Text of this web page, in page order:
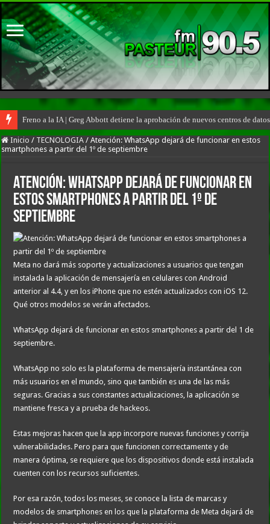
Freno a la IA | Greg Abbott detiene la aprobación de nuevos centros de
Inicio / TECNOLOGIA / Atención: WhatsApp dejará de funcionar en estos
smartphones a partir del 1º de septiembre
Atención: WhatsApp dejará de funcionar en
estos smartphones a partir del 1º de
septiembre
Meta no dará más soporte y actualizaciones a usuarios que tengan
instalada la aplicación de mensajería en celulares con Android
anterior al 4.4, y en los iPhone que no estén actualizados con iOS 12.
Qué otros modelos se verán afectados.
WhatsApp dejará de funcionar en estos smartphones a partir del 1 de
septiembre.
WhatsApp no solo es la plataforma de mensajería instantánea con
más usuarios en el mundo, sino que también es una de las más
seguras. Gracias a sus constantes actualizaciones, la aplicación se
mantiene fresca y a prueba de hackeos.
Estas mejoras hacen que la app incorpore nuevas funciones y corrija
vulnerabilidades. Pero para que funcionen correctamente y de
manera óptima, se requiere que los dispositivos donde está instalada
cuenten con los recursos suficientes.
Por esa razón, todos los meses, se conoce la lista de marcas y
modelos de smartphones en los que la plataforma de Meta dejará de